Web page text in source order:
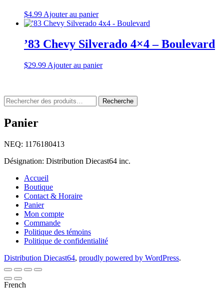
$4.99 Ajouter au panier
’83 Chevy Silverado 4×4 – Boulevard
$29.99 Ajouter au panier
Rechercher
:
Recherche
Panier
NEQ: 1176180413
Désignation: Distribution Diecast64 inc.
Accueil
Boutique
Contact & Horaire
Panier
Mon compte
Commande
Politique des témoins
Politique de confidentialité
Distribution Diecast64, proudly powered by WordPress.
French